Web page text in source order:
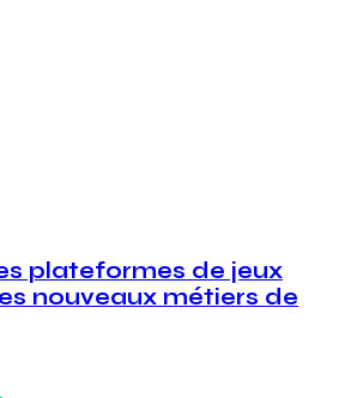
plateformes de jeux
nouveaux métiers de